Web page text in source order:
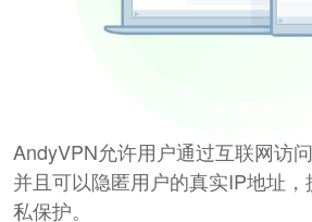
AndyVPN允许用户通过互联网访
并且可以隐匿用户的真实IP地址
私保护。